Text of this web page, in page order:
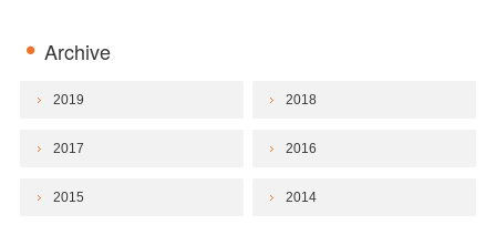
Archive
2019 2018
2017 2016
2015 2014